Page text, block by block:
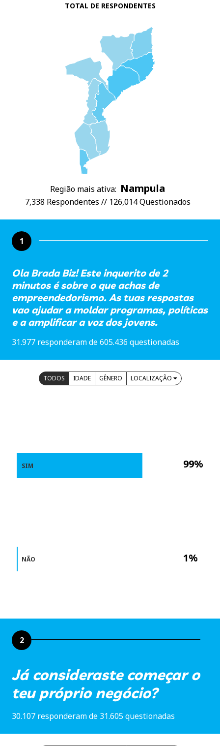
TOTAL DE RESPONDENTES
Região mais ativa: Nampula
7,338 Respondentes // 126,014 Questionados
1
Ola Brada Biz! Este inquerito de 2
minutos é sobre o que achas de
empreendedorismo. As tuas respostas
vao ajudar a moldar programas, políticas
e a amplificar a voz dos jovens.
31.977 responderam de 605.436 questionadas
TODOS IDADE GÊNERO LOCALIZAÇÃO
99%
1%
SIM
NÃO
2
Já consideraste começar o
teu próprio negócio?
30.107 responderam de 31.605 questionadas